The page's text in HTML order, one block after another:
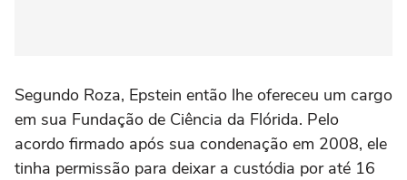
Segundo Roza, Epstein então lhe ofereceu um cargo
em sua Fundação de Ciência da Flórida. Pelo
acordo firmado após sua condenação em 2008, ele
tinha permissão para deixar a custódia por até 16